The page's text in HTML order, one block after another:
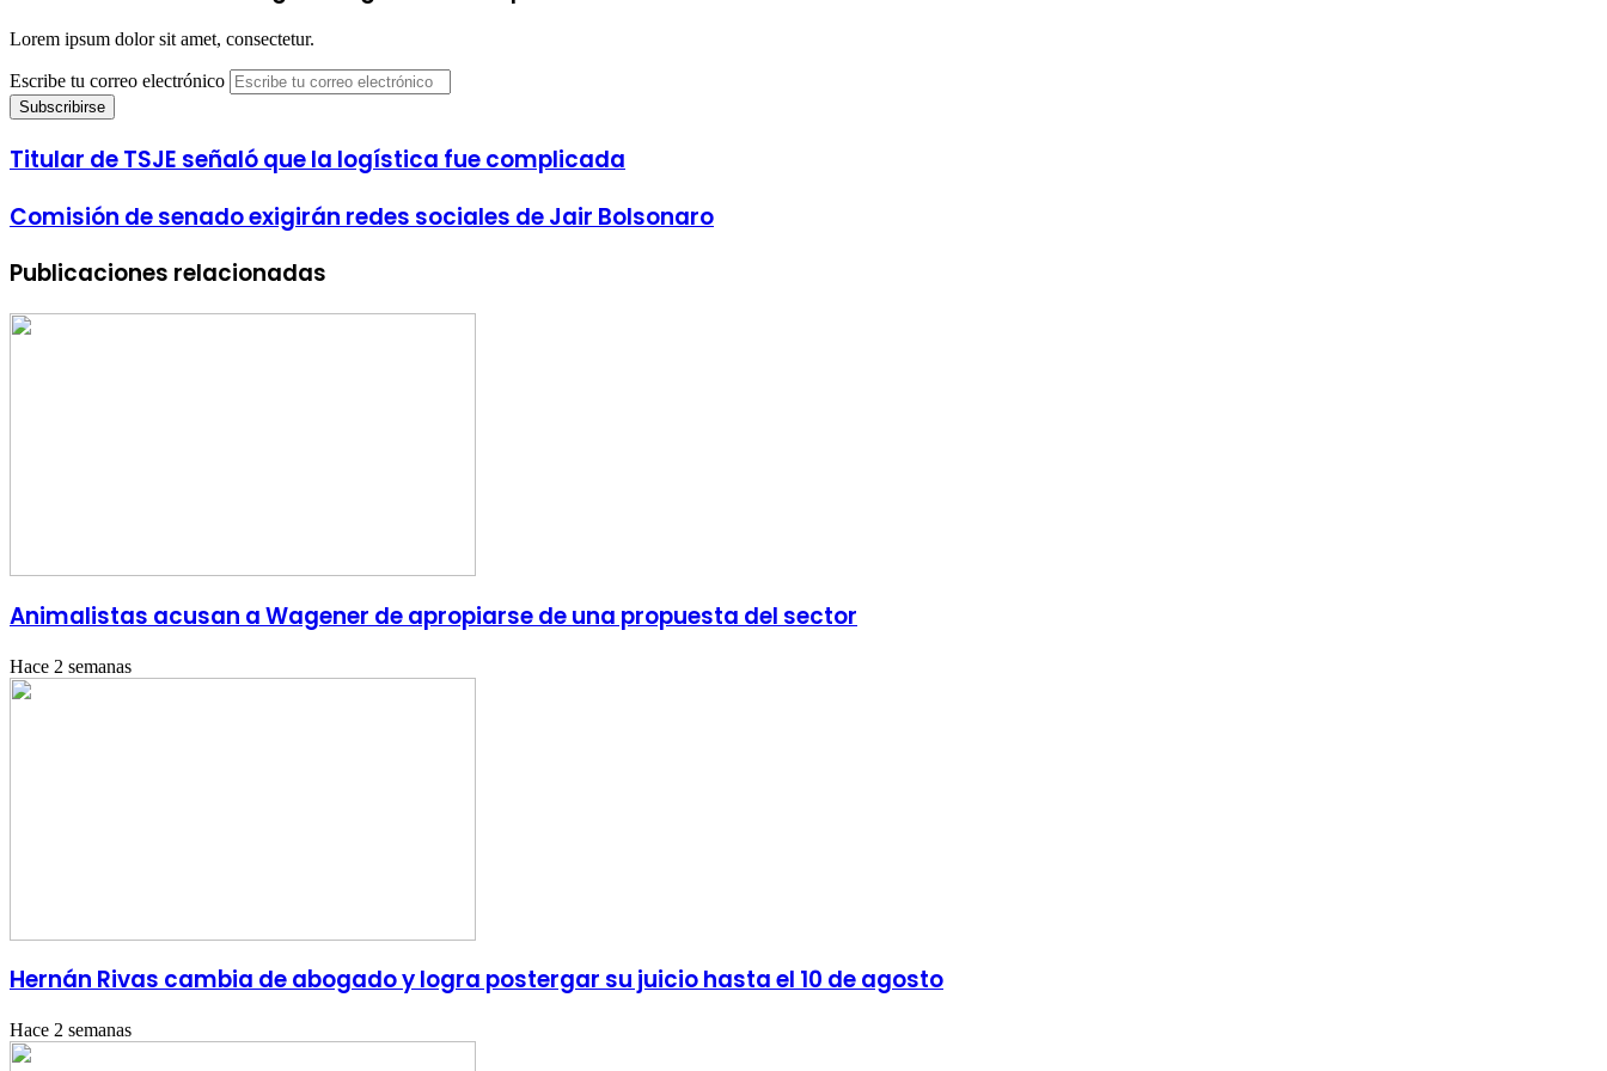
Lorem ipsum dolor sit amet, consectetur.
Escribe tu correo electrónico
Titular de TSJE señaló que la logística fue complicada
Comisión de senado exigirán redes sociales de Jair Bolsonaro
Publicaciones relacionadas
Animalistas acusan a Wagener de apropiarse de una propuesta del sector
Hace 2 semanas
Hernán Rivas cambia de abogado y logra postergar su juicio hasta el 10 de agosto
Hace 2 semanas